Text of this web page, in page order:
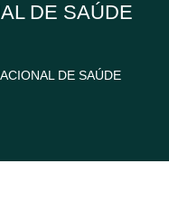
DE SAÚDE
DE SAÚDE